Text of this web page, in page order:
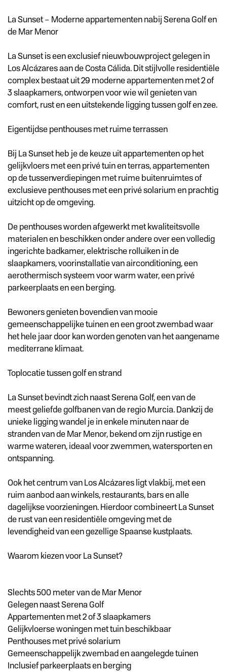
Omschrijving
La Sunset – Moderne appartementen nabij Serena Golf en
de Mar Menor
La Sunset is een exclusief nieuwbouwproject gelegen in
Los Alcázares aan de Costa Cálida. Dit stijlvolle residentiële
complex bestaat uit 29 moderne appartementen met 2 of
3 slaapkamers, ontworpen voor wie wil genieten van
comfort, rust en een uitstekende ligging tussen golf en zee.
Eigentijdse penthouses met ruime terrassen
Bij La Sunset heb je de keuze uit appartementen op het
gelijkvloers met een privé tuin en terras, appartementen
op de tussenverdiepingen met ruime buitenruimtes of
exclusieve penthouses met een privé solarium en prachtig
uitzicht op de omgeving.
De penthouses worden afgewerkt met kwaliteitsvolle
materialen en beschikken onder andere over een volledig
ingerichte badkamer, elektrische rolluiken in de
slaapkamers, voorinstallatie van airconditioning, een
aerothermisch systeem voor warm water, een privé
parkeerplaats en een berging.
Bewoners genieten bovendien van mooie
gemeenschappelijke tuinen en een groot zwembad waar
het hele jaar door kan worden genoten van het aangename
mediterrane klimaat.
Toplocatie tussen golf en strand
La Sunset bevindt zich naast Serena Golf, een van de
meest geliefde golfbanen van de regio Murcia. Dankzij de
unieke ligging wandel je in enkele minuten naar de
stranden van de Mar Menor, bekend om zijn rustige en
warme wateren, ideaal voor zwemmen, watersporten en
ontspanning.
Ook het centrum van Los Alcázares ligt vlakbij, met een
ruim aanbod aan winkels, restaurants, bars en alle
dagelijkse voorzieningen. Hierdoor combineert La Sunset
de rust van een residentiële omgeving met de
levendigheid van een gezellige Spaanse kustplaats.
Waarom kiezen voor La Sunset?
Slechts 500 meter van de Mar Menor
Gelegen naast Serena Golf
Appartementen met 2 of 3 slaapkamers
Gelijkvloerse woningen met tuin beschikbaar
Penthouses met privé solarium
Gemeenschappelijk zwembad en aangelegde tuinen
Inclusief parkeerplaats en berging